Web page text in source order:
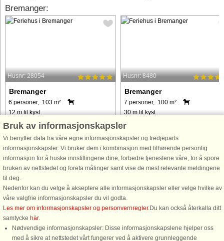
Bremanger:
Husnr: 28054
Bremanger
6 personer, 103 m²
12 m til kyst.
Stille og rolig beliggende feriehus 12
m fra fjorden Nordgulen, ca. 25 km
utenfor Svelgen. Stedet for
familie/venner- og fiskeferie. Strøm og
ved er inklusiv. Halve feriehuset er
helt nytt i 2021, og den ...
fra 10.096 NOK
Husnr: 8480
Bremanger
7 personer, 100 m²
30 m til kyst.
Feriehus i nærheten av Hessvika
panorama utsikt over
Nordgulenfjorden, 30 m unna.
tillatt. Inkludert strøm og
sluttrengjøring. Feriehus på en
kjøkken. ...
fra 12.346 NOK
Bruk av informasjonskapsler
Vi benytter data fra våre egne informasjonskapsler og tredjeparts
informasjonskapsler. Vi bruker dem i kombinasjon med tilhørende personlig
informasjon for å huske innstillingene dine, forbedre tjenestene våre, for å spore
bruken av nettstedet og foreta målinger samt vise de mest relevante meldingene
til deg.
Nedenfor kan du velge å akseptere alle informasjonskapsler eller velge hvilke av
våre valgfrie informasjonskapsler du vil godta.
Les mer om informasjonskapsler og personvernregler.Du kan också återkalla ditt
samtycke här.
Nødvendige informasjonskapsler: Disse informasjonskapslene hjelper oss
med å sikre at nettstedet vårt fungerer ved å aktivere grunnleggende